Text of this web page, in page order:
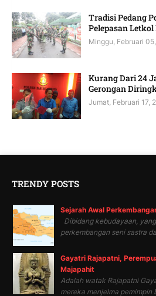
Tradisi Pedang
Pelepasan
Minggu, Februari
Kurang Dari 24
Gerongan
Jumat, Februari 17,
TRENDY POSTS
Sejarah Awal
Dibidang kebudayaan,
perkembangan seni sastra
Gayatri Rajapatni,
Majapahit
Adalah watak Rajapatni
mereka menjelma pemimpin